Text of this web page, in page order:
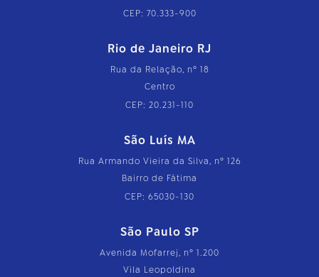
CEP: 70.333-900
Rio de Janeiro RJ
Rua da Relação, nº 18
Centro
CEP: 20.231-110
São Luís MA
Rua Armando Vieira da Silva, nº 126
Bairro de Fátima
CEP: 65030-130
São Paulo SP
Avenida Mofarrej, nº 1.200
Vila Leopoldina